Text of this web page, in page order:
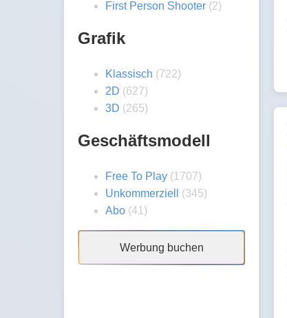
First Person Shooter (2)
Grafik
Klassisch (722)
2D (627)
3D (265)
Geschäftsmodell
Free To Play (1707)
Unkommerziell
(345)
Abo (41)
Werbung buchen